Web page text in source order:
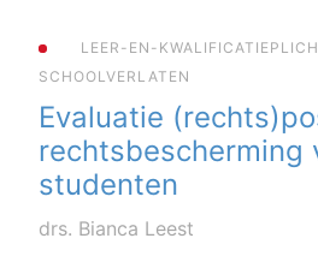
LEER-EN-
SCHOOLVERLATEN
Evaluatie
rechtsbescherming
studenten
drs. Bianca Leest